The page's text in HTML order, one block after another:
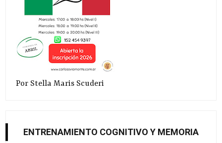
Por Stella Maris Scuderi
ENTRENAMIENTO COGNITIVO Y MEMORIA